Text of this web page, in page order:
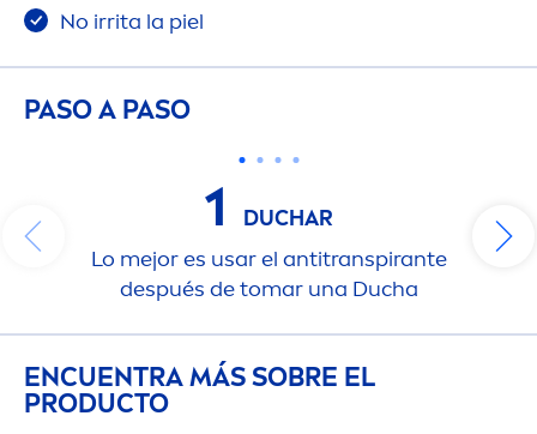
No irrita la piel
PASO A PASO
1
DUCHAR
Lo mejor es usar el antitranspirante
después de tomar una Ducha
ENCUENTRA MÁS SOBRE EL
PRODUCTO